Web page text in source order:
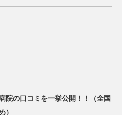
院の口コミを一挙公開！！（全国
）